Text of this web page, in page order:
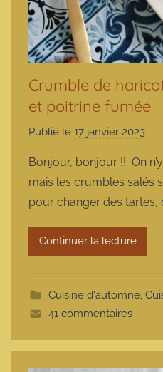
Crumble de
et poitrine fumée
Publié le 17 janvier 2023
r
m
a
r
t
Bonjour, bonjour !! On
mais les crumbles salés
pour changer des tartes,
Continuer la lecture
Cuisine d'automne,
41 commentaires